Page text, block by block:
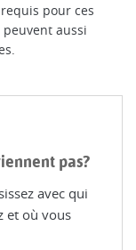
pour ces
aussi
pas?
avec qui
et où vous